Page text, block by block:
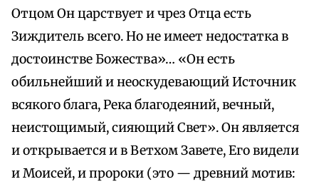
Отцом Он царствует и чрез Отца есть
Зиждитель всего. Но не имеет недостатка в
достоинстве Божества»… «Он есть
обильнейший и неоскудевающий Источник
всякого блага, Река благодеяний, вечный,
неистощимый, сияющий Свет». Он является
и открывается и в Ветхом Завете, Его видели
и Моисей, и пророки (это — древний мотив: